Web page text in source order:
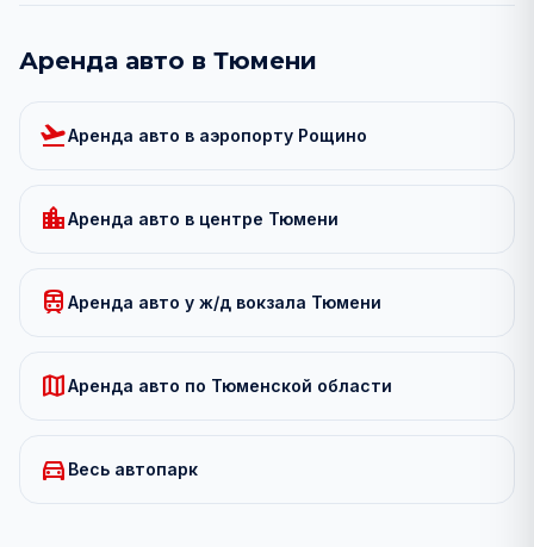
Аренда авто в Тюмени
flight_takeoffАренда авто в аэропорту Рощино
location_cityАренда авто в центре Тюмени
train Аренда авто у ж/д вокзала Тюмени
mapАренда авто по Тюменской области
directions_car Весь автопарк